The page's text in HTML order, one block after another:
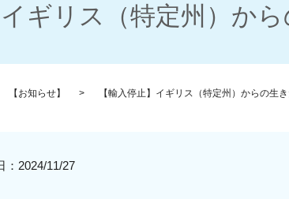
イギリス（特定州）か
【お知らせ】 【輸入停止】イギリス（特定州）からの生
： 2024/11/27